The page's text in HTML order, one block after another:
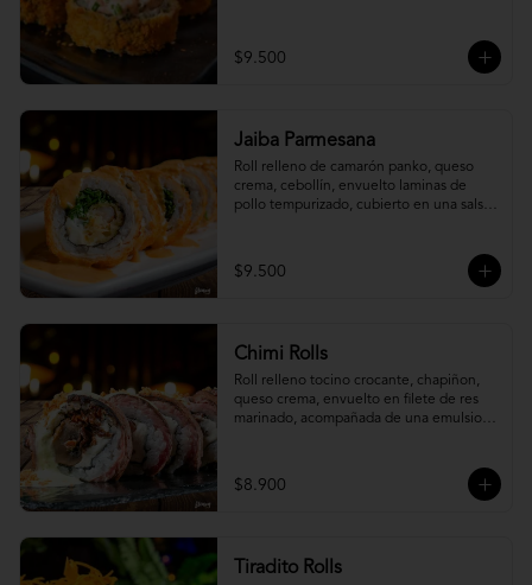
$9.500
Jaiba Parmesana
Roll relleno de camarón panko, queso
crema, cebollín, envuelto laminas de
pollo tempurizado, cubierto en una salsa
$9.500
Chimi Rolls
Roll relleno tocino crocante, chapiñon,
queso crema, envuelto en filete de res
marinado, acompañada de una emulsion
$8.900
Tiradito Rolls